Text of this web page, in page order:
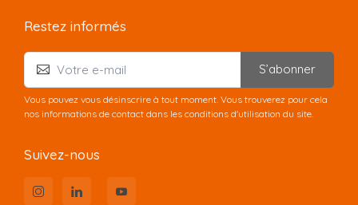
Restez informés
S’abonner
Vous pouvez vous désinscrire à tout moment. Vous trouverez pour cela
nos informations de contact dans les conditions d'utilisation du site.
Suivez-nous